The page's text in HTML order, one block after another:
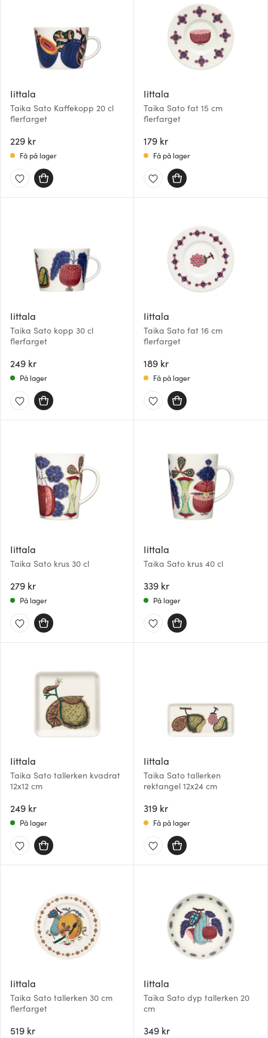
Iittala
Taika Sato Kaffekopp 20 cl
flerfarget
229 kr
Få på lager
Iittala
Taika Sato fat 15 cm
flerfarget
179 kr
Få på lager
Iittala
Taika Sato kopp 30 cl
flerfarget
249 kr
På lager
Iittala
Taika Sato fat 16 cm
flerfarget
189 kr
Få på lager
Iittala
Taika Sato krus 30 cl
279 kr
På lager
Iittala
Taika Sato krus 40 cl
339 kr
På lager
Iittala
Taika Sato tallerken kvadrat
12x12 cm
249 kr
På lager
Iittala
Taika Sato tallerken
rektangel 12x24 cm
319 kr
Få på lager
Iittala
Taika Sato tallerken 30 cm
flerfarget
519 kr
Iittala
Taika Sato dyp tallerken 20
cm
349 kr